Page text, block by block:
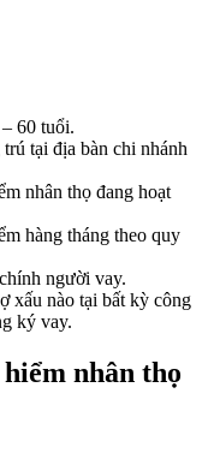
60 tuổi.
tại địa bàn chi nhánh
nhân thọ đang hoạt
hàng tháng theo quy
người vay.
xấu nào tại bất kỳ công
ký vay.
nhân thọ